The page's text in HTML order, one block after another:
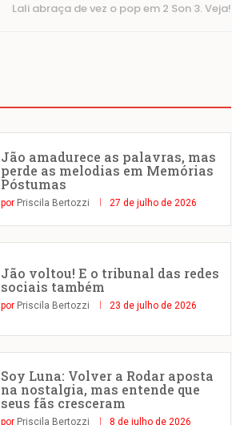
Lali abraça de vez o pop em 2 Son 3. Veja!
Jão amadurece as palavras, mas
perde as melodias em Memórias
Póstumas
por Priscila Bertozzi 27 de julho de 2026
Jão voltou! E o tribunal das redes
sociais também
por Priscila Bertozzi 23 de julho de 2026
Soy Luna: Volver a Rodar aposta
na nostalgia, mas entende que
seus fãs cresceram
por Priscila Bertozzi 8 de julho de 2026